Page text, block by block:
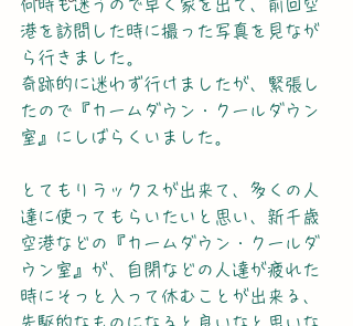
何時も迷うので早く家を出て、前回空
港を訪問した時に撮った写真を見なが
ら行きました。
奇跡的に迷わず行けましたが、緊張し
たので『カームダウン・クールダウン
室』にしばらくいました。
とてもリラックスが出来て、多くの人
達に使ってもらいたいと思い、新千歳
空港などの『カームダウン・クールダ
ウン室』が、自閉などの人達が疲れた
時にそっと入って休むことが出来る、